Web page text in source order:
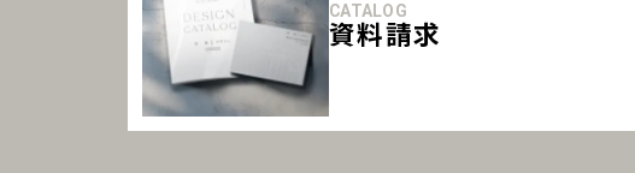
CATALOG
資料請求